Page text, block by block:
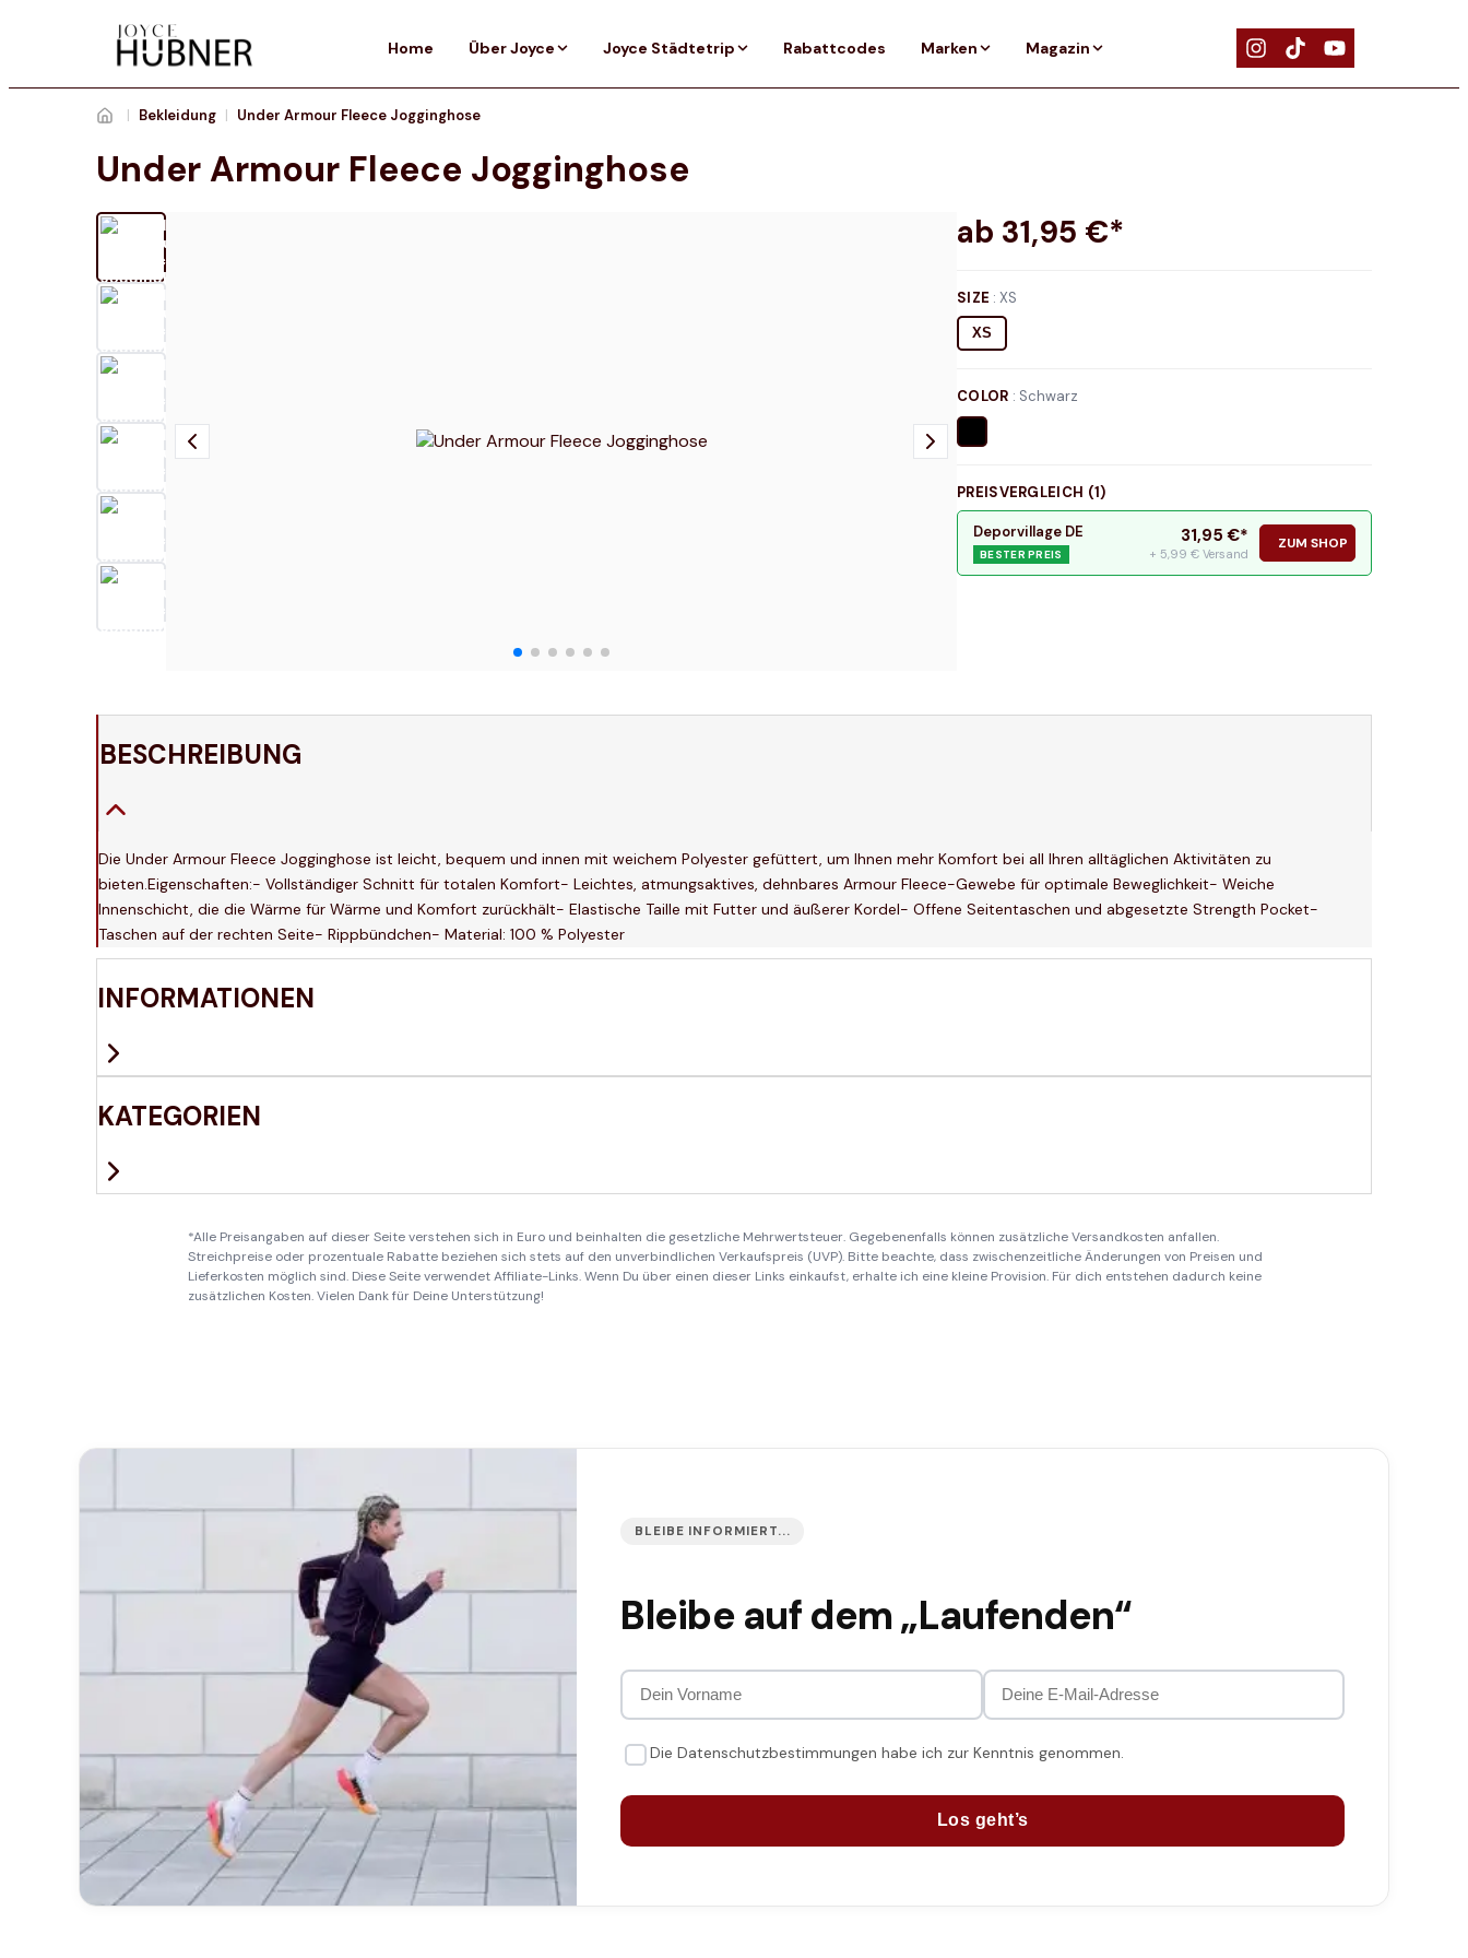
Home Über Joyce Joyce Städtetrip Rabattcodes Marken Magazin
| Bekleidung | Under Armour Fleece Jogginghose
Under Armour Fleece Jogginghose
ab 31,95 €*
SIZE :XS
XS
COLOR : Schwarz
PREISVERGLEICH (1)
Deporvillage DE
BESTER PREIS
31,95 €*
+ 5,99 € Versand
ZUM SHOP
BESCHREIBUNG
Die Under Armour Fleece Jogginghose ist leicht, bequem und innen mit weichem Polyester gefüttert, um Ihnen mehr Komfort bei all Ihren alltäglichen Aktivitäten zu
bieten.Eigenschaften:- Vollständiger Schnitt für totalen Komfort- Leichtes, atmungsaktives, dehnbares Armour Fleece-Gewebe für optimale Beweglichkeit- Weiche
Innenschicht, die die Wärme für Wärme und Komfort zurückhält- Elastische Taille mit Futter und äußerer Kordel- Offene Seitentaschen und abgesetzte Strength Pocket-
Taschen auf der rechten Seite- Rippbündchen- Material: 100 % Polyester
INFORMATIONEN
KATEGORIEN
*Alle Preisangaben auf dieser Seite verstehen sich in Euro und beinhalten die gesetzliche Mehrwertsteuer. Gegebenenfalls können zusätzliche Versandkosten anfallen.
Streichpreise oder prozentuale Rabatte beziehen sich stets auf den unverbindlichen Verkaufspreis (UVP). Bitte beachte, dass zwischenzeitliche Änderungen von Preisen und
Lieferkosten möglich sind. Diese Seite verwendet Affiliate-Links. Wenn Du über einen dieser Links einkaufst, erhalte ich eine kleine Provision. Für dich entstehen dadurch keine
zusätzlichen Kosten. Vielen Dank für Deine Unterstützung!
BLEIBE INFORMIERT...
Bleibe auf dem „Laufenden“
Die Datenschutzbestimmungen habe ich zur Kenntnis genommen.
Los geht’s